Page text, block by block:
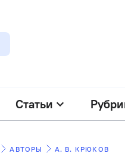
Статьи
АВТОРЫ А. В. КРЮКОВ